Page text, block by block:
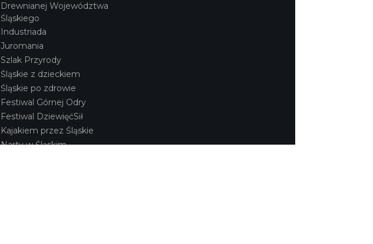
Drewnianej Województwa
Śląskiego
Industriada
Juromania
Szlak Przyrody
Śląskie z dzieckiem
Śląskie po zdrowie
Festiwal Górnej Odry
Festiwal DziewięćSił
Kajakiem przez Śląskie
Narty w Śląskim